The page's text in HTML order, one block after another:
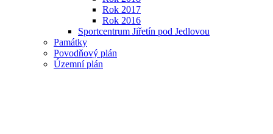
Rok 2017
Rok 2016
Sportcentrum Jiřetín pod Jedlovou
Památky
Povodňový plán
Územní plán